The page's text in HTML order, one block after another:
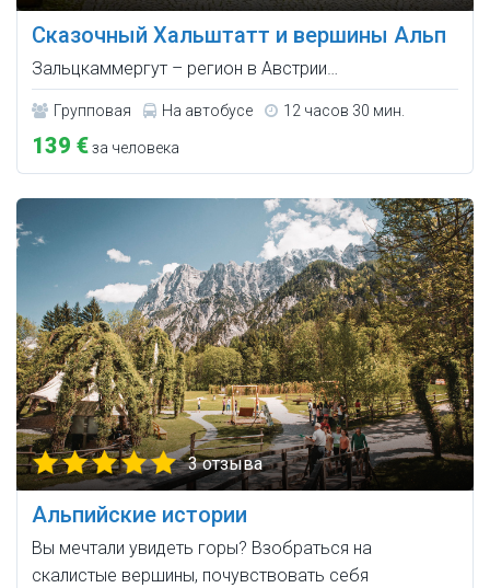
Сказочный Хальштатт и вершины Альп
Зальцкаммергут – регион в Австрии…
Групповая На автобусе 12 часов 30 мин.
139 €за человека
3 отзыва
Альпийские истории
Вы мечтали увидеть горы? Взобраться на
скалистые вершины, почувствовать себя